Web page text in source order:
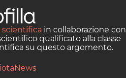
scientifica in collaborazione con
qualificato alla classe
su questo argomento.